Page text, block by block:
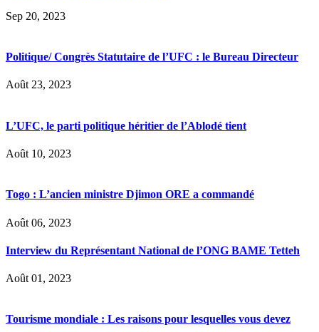
Sep 20, 2023
Politique/ Congrès Statutaire de l’UFC : le Bureau Directeur
Août 23, 2023
L’UFC, le parti politique héritier de l’Ablodé tient
Août 10, 2023
Togo : L’ancien ministre Djimon ORE a commandé
Août 06, 2023
Interview du Représentant National de l’ONG BAME Tetteh
Août 01, 2023
Tourisme mondiale : Les raisons pour lesquelles vous devez